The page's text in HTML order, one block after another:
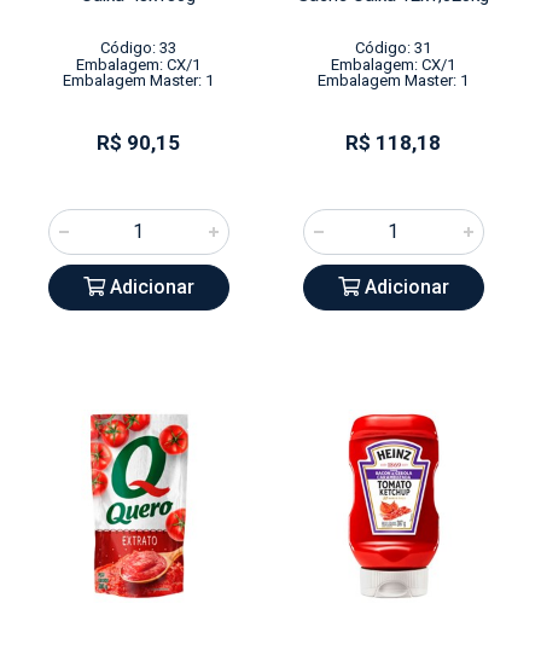
Código: 33
Embalagem: CX/1
Embalagem Master: 1
R$ 90,15
Adicionar
Código: 31
Embalagem: CX/1
Embalagem Master: 1
R$ 118,18
Adicionar